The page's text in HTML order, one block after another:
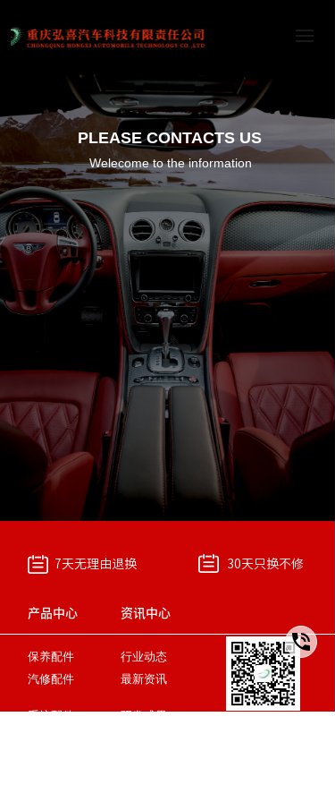
PLEASE CONTACTS US
Welecome to the information
产品中心
汽修配件
保养配件
系统配件
资讯中心
最新资讯
行业动态
研发成果
7天无理由退换 30天只换不修